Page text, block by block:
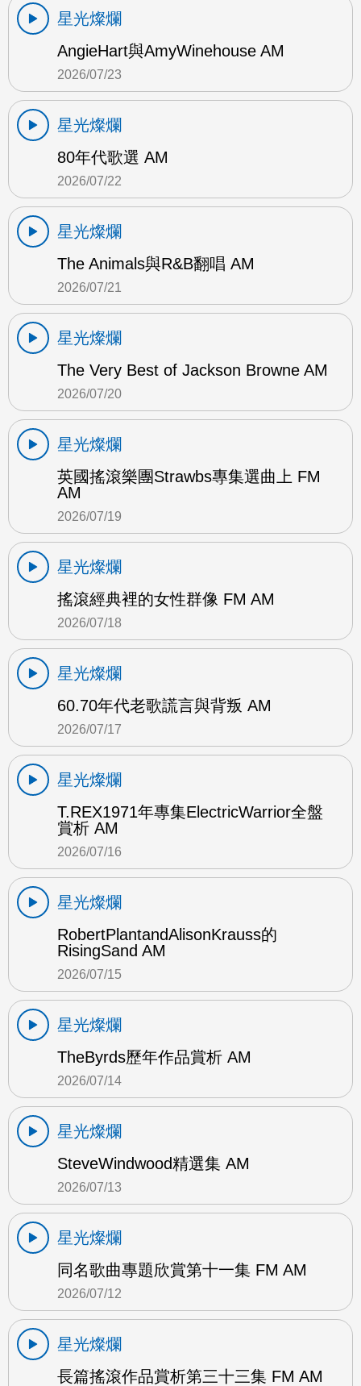
星光燦爛
AngieHart與AmyWinehouse AM
2026/07/23
星光燦爛
80年代歌選 AM
2026/07/22
星光燦爛
The Animals與R&B翻唱 AM
2026/07/21
星光燦爛
The Very Best of Jackson Browne AM
2026/07/20
星光燦爛
英國搖滾樂團Strawbs專集選曲上 FM
AM
2026/07/19
星光燦爛
搖滾經典裡的女性群像 FM AM
2026/07/18
星光燦爛
60.70年代老歌謊言與背叛 AM
2026/07/17
星光燦爛
T.REX1971年專集ElectricWarrior全盤
賞析 AM
2026/07/16
星光燦爛
RobertPlantandAlisonKrauss的
RisingSand AM
2026/07/15
星光燦爛
TheByrds歷年作品賞析 AM
2026/07/14
星光燦爛
SteveWindwood精選集 AM
2026/07/13
星光燦爛
同名歌曲專題欣賞第十一集 FM AM
2026/07/12
星光燦爛
長篇搖滾作品賞析第三十三集 FM AM